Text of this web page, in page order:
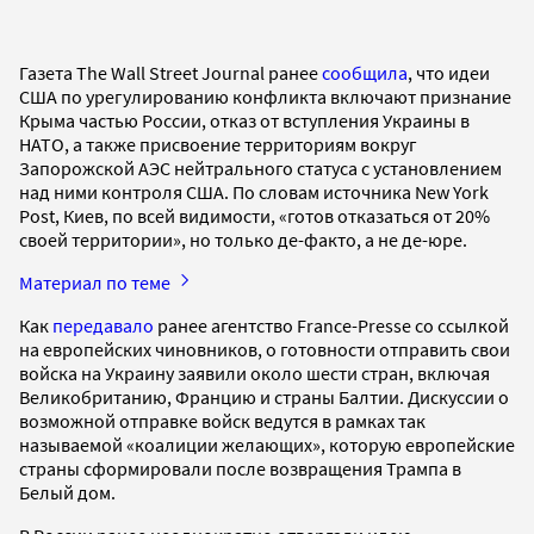
Газета The Wall Street Journal ранеесообщила, что идеи
США по урегулированию конфликта включают признание
Крыма частью России, отказ от вступления Украины в
НАТО, а также присвоение территориям вокруг
Запорожской АЭС нейтрального статуса с установлением
над ними контроля США. По словам источника New York
Post, Киев, по всей видимости, «готов отказаться от 20%
своей территории», но только де-факто, а не де-юре.
Материал по теме
Как передавало ранее агентство France-Presse со ссылкой
на европейских чиновников, о готовности отправить свои
войска на Украину заявили около шести стран, включая
Великобританию, Францию ​​и страны Балтии. Дискуссии о
возможной отправке войск ведутся в рамках так
называемой «коалиции желающих», которую европейские
страны сформировали после возвращения Трампа в
Белый дом.